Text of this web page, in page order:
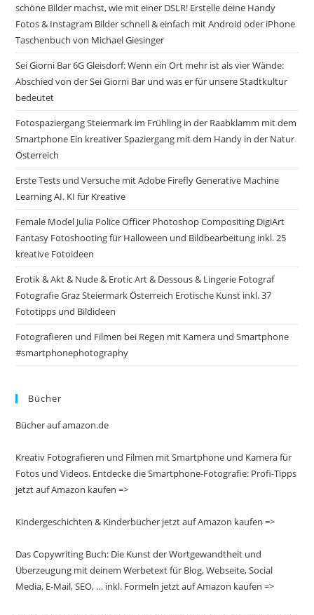
schöne Bilder machst, wie mit einer DSLR! Erstelle deine Handy
Fotos & Instagram Bilder schnell & einfach mit Android oder iPhone
Taschenbuch von Michael Giesinger
Sei Giorni Bar 6G Gleisdorf: Wenn ein Ort mehr ist als vier Wände:
Abschied von der Sei Gior­ni Bar und was er für unsere Stadtkultur
bedeutet
Fotospaziergang Steiermark im Frühling in der Raabklamm mit dem
Smartphone Ein kreativer Spaziergang mit dem Handy in der Natur
Österreich
Erste Tests und Versuche mit Adobe Firefly Generative Machine
Learning AI. KI für Kreative
Female Model Julia Police Officer Photoshop Compositing DigiArt
Fantasy Fotoshooting für Halloween und Bildbearbeitung inkl. 25
kreative Fotoideen
Erotik & Akt & Nude & Erotic Art & Dessous & Lingerie Fotograf
Fotografie Graz Steiermark Österreich Erotische Kunst inkl. 37
Fototipps und Bildideen
Fotografieren und Filmen bei Regen mit Kamera und Smartphone
#smartphonephotography
Bücher
Bücher auf amazon.de
Kreativ Fotografieren und Filmen mit Smartphone und Kamera für
Fotos und Videos. Entdecke die Smartphone-Fotografie: Profi-Tipps
jetzt auf Amazon kaufen =>
Kindergeschichten & Kinderbücher jetzt auf Amazon kaufen =>
Das Copywriting Buch: Die Kunst der Wortgewandtheit und
Überzeugung mit deinem Werbetext für Blog, Webseite, Social
Media, E-Mail, SEO, … inkl. Formeln jetzt auf Amazon kaufen =>